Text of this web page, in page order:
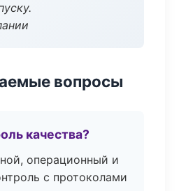
вопросы
качества?
операционный и
с протоколами